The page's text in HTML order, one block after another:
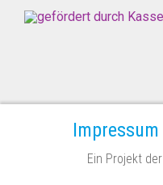
Impressum
Ein Projekt der